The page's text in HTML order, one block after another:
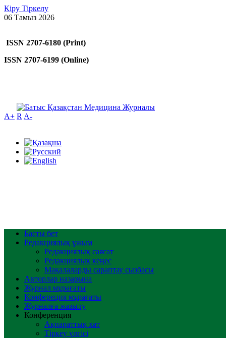
Кіру Тіркелу
06 Тамыз 2026
ISSN 2707-6180 (Print)
ISSN 2707-6199 (Online)
A+ R A-
Басты бет
Редакциялық ұжым
Редакциялық саясат
Редакциялық кеңес
Мақалаларды сараптау сызбасы
Авторлар назарына
Журнал мұрағаты
Конфереция мұрағаты
Журналға жазылу
Конференция
Ақпараттық хат
Тіркеу үлгісі